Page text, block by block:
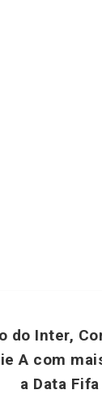
do Inter,
A com
a Data Fifa